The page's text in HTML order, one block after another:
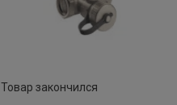
Товар закончился